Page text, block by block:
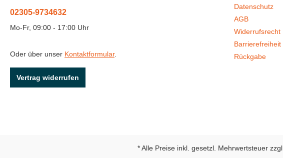
02305-9734632
Mo-Fr, 09:00 - 17:00 Uhr
Oder über unser Kontaktformular.
Vertrag widerrufen
Datenschutz
AGB
Widerrufs­recht
Barrierefreiheit
Rückgabe
* Alle Preise inkl. gesetzl. Mehrwertsteuer zzgl.